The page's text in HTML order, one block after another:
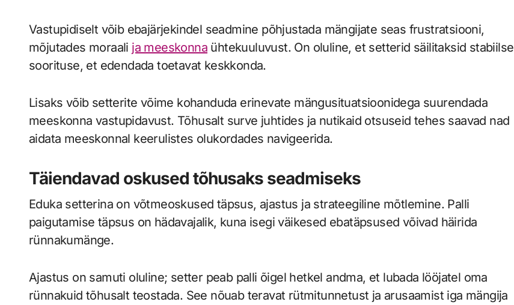
Vastupidiselt võib ebajärjekindel seadmine põhjustada mängijate seas frustratsiooni,
mõjutades moraali ja meeskonna ühtekuuluvust. On oluline, et setterid säilitaksid stabiilse
soorituse, et edendada toetavat keskkonda.
Lisaks võib setterite võime kohanduda erinevate mängusituatsioonidega suurendada
meeskonna vastupidavust. Tõhusalt surve juhtides ja nutikaid otsuseid tehes saavad nad
aidata meeskonnal keerulistes olukordades navigeerida.
Täiendavad oskused tõhusaks seadmiseks
Eduka setterina on võtmeoskused täpsus, ajastus ja strateegiline mõtlemine. Palli
paigutamise täpsus on hädavajalik, kuna isegi väikesed ebatäpsused võivad häirida
rünnakumänge.
Ajastus on samuti oluline; setter peab palli õigel hetkel andma, et lubada lööjatel oma
rünnakuid tõhusalt teostada. See nõuab teravat rütmitunnetust ja arusaamist iga mängija